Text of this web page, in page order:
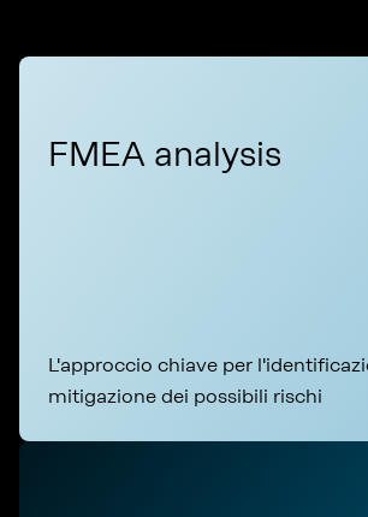
FMEA analysis
L'approccio chiave per
mitigazione dei possibili rischi